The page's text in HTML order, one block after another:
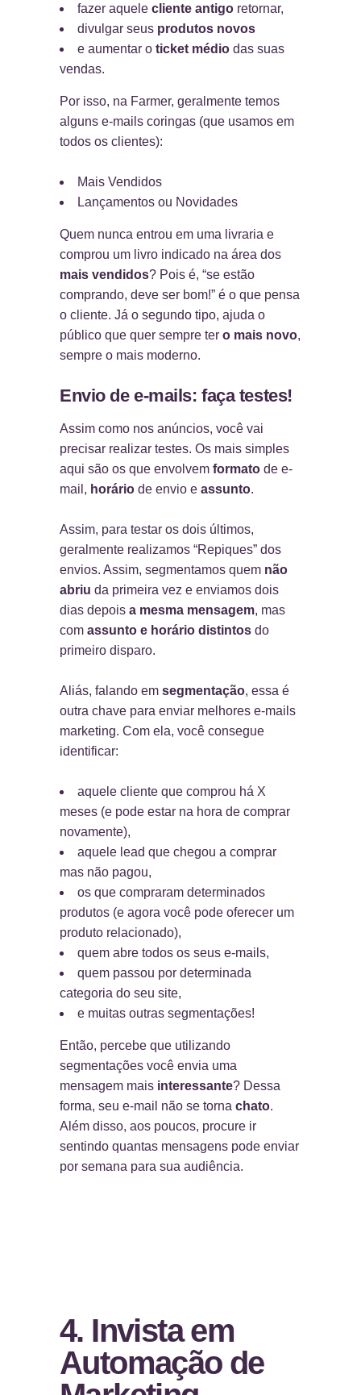
fazer aquele cliente antigo retornar,
divulgar seus produtos novos
e aumentar o ticket médio das suas
vendas.
Por isso, na Farmer, geralmente temos
alguns e-mails coringas (que usamos em
todos os clientes):
Mais Vendidos
Lançamentos ou Novidades
Quem nunca entrou em uma livraria e
comprou um livro indicado na área dos
mais vendidos? Pois é, “se estão
comprando, deve ser bom!” é o que pensa
o cliente. Já o segundo tipo, ajuda o
público que quer sempre ter o mais novo,
sempre o mais moderno.
Envio de e-mails: faça testes!
Assim como nos anúncios, você vai
precisar realizar testes. Os mais simples
aqui são os que envolvem formato de e-
mail, horário de envio e assunto.
Assim, para testar os dois últimos,
geralmente realizamos “Repiques” dos
envios. Assim, segmentamos quem não
abriu da primeira vez e enviamos dois
dias depois a mesma mensagem, mas
com assunto e horário distintos do
primeiro disparo.
Aliás, falando em segmentação, essa é
outra chave para enviar melhores e-mails
marketing. Com ela, você consegue
identificar:
aquele cliente que comprou há X
meses (e pode estar na hora de comprar
novamente),
aquele lead que chegou a comprar
mas não pagou,
os que compraram determinados
produtos (e agora você pode oferecer um
produto relacionado),
quem abre todos os seus e-mails,
quem passou por determinada
categoria do seu site,
e muitas outras segmentações!
Então, percebe que utilizando
segmentações você envia uma
mensagem mais interessante? Dessa
forma, seu e-mail não se torna chato.
Além disso, aos poucos, procure ir
sentindo quantas mensagens pode enviar
por semana para sua audiência.
4. Invista em
Automação de